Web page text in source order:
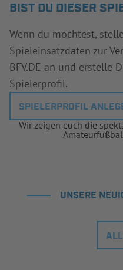
BIST DU DIESER
Wenn du möchtest,
Spieleinsatzdaten zur
BFV.DE an und erstelle
Spielerprofil.
SPIELERPROFIL
Wir zeigen euch die
UNSERE